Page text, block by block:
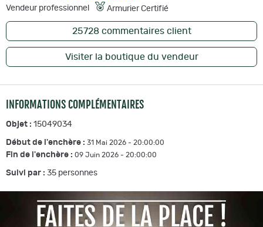
Vendeur professionnel Armurier Certifié
25728commentaires client
Visiter la boutique du vendeur
INFORMATIONS COMPLÉMENTAIRES
Objet : 15049034
Début de l'enchère : 31 Mai 2026 - 20:00:00
Fin de l'enchère : 09 Juin 2026 - 20:00:00
Suivi par : 35 personnes